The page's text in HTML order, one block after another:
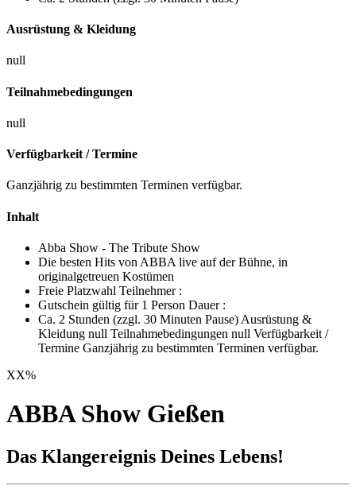
Ausrüstung & Kleidung
null
Teilnahmebedingungen
null
Verfügbarkeit / Termine
Ganzjährig zu bestimmten Terminen verfügbar.
Inhalt
Abba Show - The Tribute Show
Die besten Hits von ABBA live auf der Bühne, in
originalgetreuen Kostümen
Freie Platzwahl Teilnehmer :
Gutschein gültig für 1 Person Dauer :
Ca. 2 Stunden (zzgl. 30 Minuten Pause) Ausrüstung &
Kleidung null Teilnahmebedingungen null Verfügbarkeit /
Termine Ganzjährig zu bestimmten Terminen verfügbar.
XX%
ABBA Show Gießen
Das Klangereignis Deines Lebens!